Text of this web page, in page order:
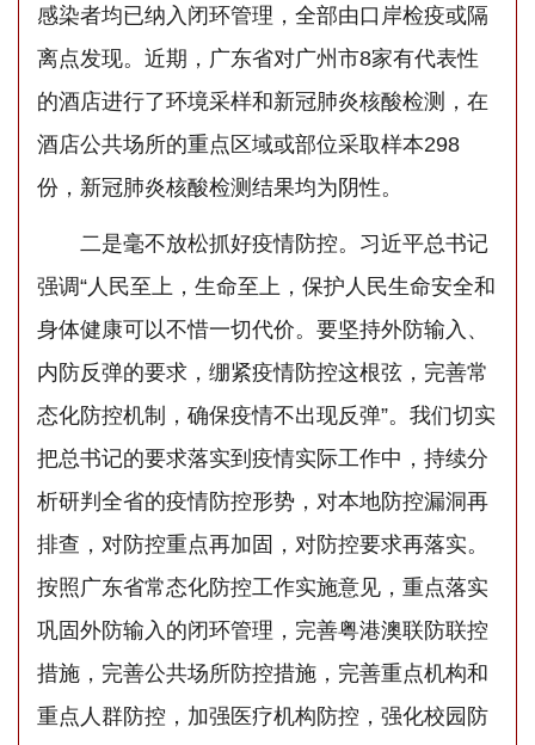
感染者均已纳入闭环管理，全部由口岸检疫或隔
离点发现。近期，广东省对广州市8家有代表性
的酒店进行了环境采样和新冠肺炎核酸检测，在
酒店公共场所的重点区域或部位采取样本298
份，新冠肺炎核酸检测结果均为阴性。
二是毫不放松抓好疫情防控。习近平总书记
强调“人民至上，生命至上，保护人民生命安全和
身体健康可以不惜一切代价。要坚持外防输入、
内防反弹的要求，绷紧疫情防控这根弦，完善常
态化防控机制，确保疫情不出现反弹”。我们切实
把总书记的要求落实到疫情实际工作中，持续分
析研判全省的疫情防控形势，对本地防控漏洞再
排查，对防控重点再加固，对防控要求再落实。
按照广东省常态化防控工作实施意见，重点落实
巩固外防输入的闭环管理，完善粤港澳联防联控
措施，完善公共场所防控措施，完善重点机构和
重点人群防控，加强医疗机构防控，强化校园防